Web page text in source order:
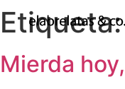
Etiqueta:
Mierda